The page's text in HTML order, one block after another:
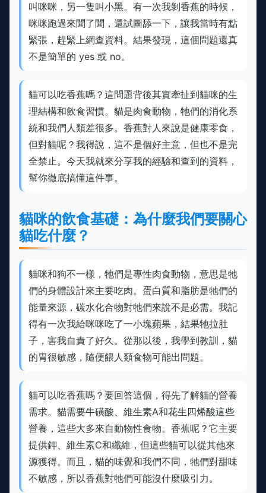
叫咪咪，另一隻叫小黑。有一次我剝香蕉的時候，
咪咪跑過來聞了聞，還試圖舔一下，讓我當時有點
緊張，趕緊上網查資料。結果發現，這個問題還真
不是簡單的 yes 或 no。
貓可以吃香蕉嗎？這問題背後其實牽扯到貓咪的生
理結構和飲食習慣。貓是肉食動物，牠們的消化系
統和我們人類差很多。香蕉對人來說是健康零食，
但對貓呢？我得說，這不是個好主意，但也不是完
全禁止。今天我就來分享我的經驗和查到的資料，
幫你徹底搞懂這件事。
貓咪的飲食基礎：為什麼我們要關心
貓吃什麼？
貓咪和狗不一樣，牠們是專性肉食動物，意思是牠
們的身體設計來主要吃肉。蛋白質和脂肪是牠們的
能量來源，碳水化合物對牠們來說不是必需。我記
得有一次我給咪咪吃了一小塊蘋果，結果牠拉肚
子，害我自責了好久。從那以後，我學到教訓，貓
的胃很敏感，隨便餵人類食物可能出問題。
貓可以吃香蕉嗎？要回答這個，得先了解貓的營養
需求。貓需要牛磺酸、維生素A和花生四烯酸這些
營養，這些大多來自動物性食物。香蕉呢？它主要
提供鉀、維生素C和纖維，但這些貓可以從其他來
源獲得。而且，貓的味覺和我們不同，牠們對甜味
不敏感，所以香蕉對牠們可能沒什麼吸引力。